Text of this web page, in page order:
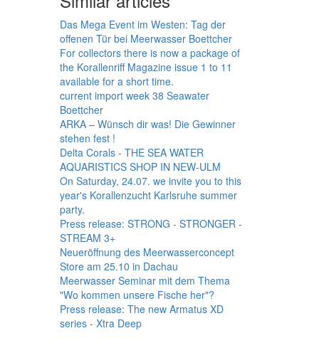
Das Mega Event im Westen: Tag der
offenen Tür bei Meerwasser Boettcher
For collectors there is now a package of
the Korallenriff Magazine issue 1 to 11
available for a short time.
current import week 38 Seawater
Boettcher
ARKA – Wünsch dir was! Die Gewinner
stehen fest !
Delta Corals - THE SEA WATER
AQUARISTICS SHOP IN NEW-ULM
On Saturday, 24.07. we invite you to this
year's Korallenzucht Karlsruhe summer
party.
Press release: STRONG - STRONGER -
STREAM 3+
Neueröffnung des Meerwasserconcept
Store am 25.10 in Dachau
Meerwasser Seminar mit dem Thema
"Wo kommen unsere Fische her"?
Press release: The new Armatus XD
series - Xtra Deep